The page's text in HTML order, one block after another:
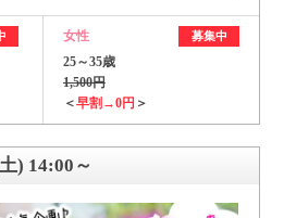
女性 募集中
25～35歳
1,500円
＜早割→0円 ＞
) 14:00～